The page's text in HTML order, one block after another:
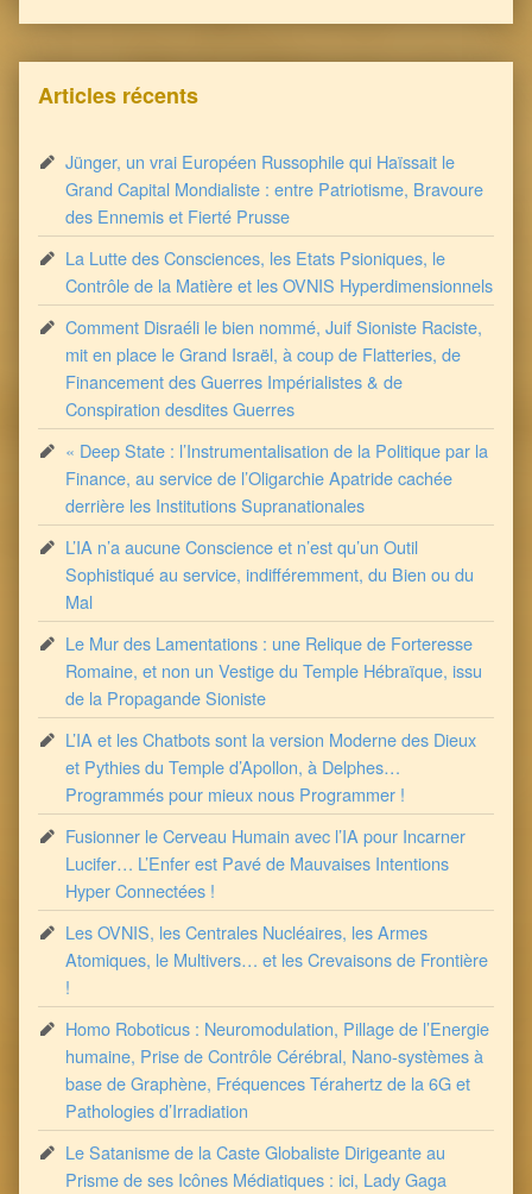
Articles récents
Jünger, un vrai Européen Russophile qui Haïssait le
Grand Capital Mondialiste : entre Patriotisme, Bravoure
des Ennemis et Fierté Prusse
La Lutte des Consciences, les Etats Psioniques, le
Contrôle de la Matière et les OVNIS Hyperdimensionnels
Comment Disraéli le bien nommé, Juif Sioniste Raciste,
mit en place le Grand Israël, à coup de Flatteries, de
Financement des Guerres Impérialistes & de
Conspiration desdites Guerres
« Deep State : l’Instrumentalisation de la Politique par la
Finance, au service de l’Oligarchie Apatride cachée
derrière les Institutions Supranationales
L’IA n’a aucune Conscience et n’est qu’un Outil
Sophistiqué au service, indifféremment, du Bien ou du
Mal
Le Mur des Lamentations : une Relique de Forteresse
Romaine, et non un Vestige du Temple Hébraïque, issu
de la Propagande Sioniste
L’IA et les Chatbots sont la version Moderne des Dieux
et Pythies du Temple d’Apollon, à Delphes…
Programmés pour mieux nous Programmer !
Fusionner le Cerveau Humain avec l’IA pour Incarner
Lucifer… L’Enfer est Pavé de Mauvaises Intentions
Hyper Connectées !
Les OVNIS, les Centrales Nucléaires, les Armes
Atomiques, le Multivers… et les Crevaisons de Frontière
!
Homo Roboticus : Neuromodulation, Pillage de l’Energie
humaine, Prise de Contrôle Cérébral, Nano-systèmes à
base de Graphène, Fréquences Térahertz de la 6G et
Pathologies d’Irradiation
Le Satanisme de la Caste Globaliste Dirigeante au
Prisme de ses Icônes Médiatiques : ici, Lady Gaga